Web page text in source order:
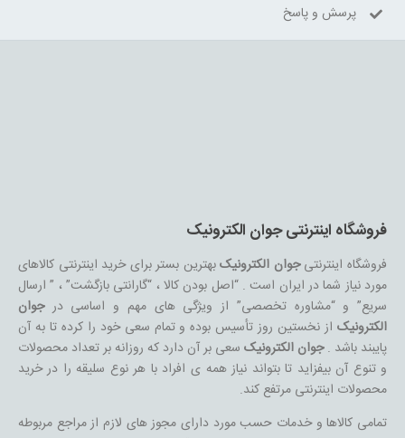
پرسش و پاسخ
فروشگاه اینترنتی جوان الکترونیک
فروشگاه اینترنتیجوان الکترونیکبهترین بستر برای خرید اینترنتی کالاهای
مورد نیاز شما در ایران است . “اصل بودن کالا ، “گارانتی بازگشت” ، ” ارسال
سریع” و “مشاوره تخصصی” از ویژگی های مهم و اساسی درجوان
الکترونیکاز نخستین روز تأسیس بوده و تمام سعی خود را کرده تا به آن
پایبند باشد .جوان الکترونیکسعی بر آن دارد که روزانه بر تعداد محصولات
و تنوع آن بیفزاید تا بتواند نیاز همه ی افراد با هر نوع سلیقه را در خرید
محصولات اینترنتی مرتفع کند.
تمامی کالاها و خدمات حسب مورد دارای مجوز های لازم از مراجع مربوطه